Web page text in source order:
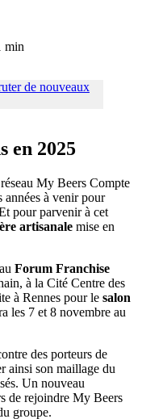
min
en 2025
My Beers Compte
années à venir pour
pour parvenir à cet
artisanale mise en
Forum Franchise
à la Cité Centre des
à Rennes pour le salon
les 7 et 8 novembre au
des porteurs de
ainsi son maillage du
Un nouveau
de rejoindre My Beers
groupe.